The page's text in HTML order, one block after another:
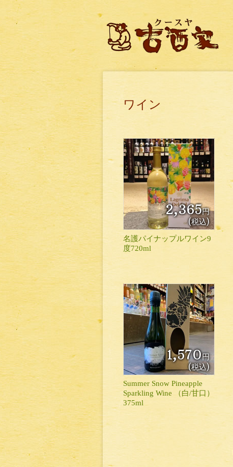
ワイン
名護パイナップルワイン9
度720ml
2,365円
(税込)
Summer Snow Pineapple
Sparkling Wine （白/甘口）
375ml
1,570円
(税込)